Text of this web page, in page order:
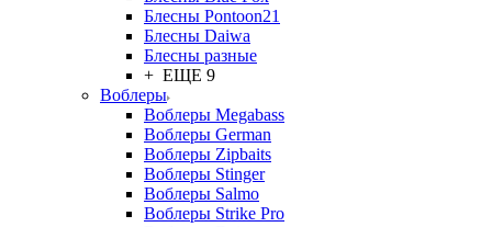
Блесны Pontoon21
Блесны Daiwa
Блесны разные
+ ЕЩЕ 9
Воблеры
Воблеры Megabass
Воблеры German
Воблеры Zipbaits
Воблеры Stinger
Воблеры Salmo
Воблеры Strike Pro